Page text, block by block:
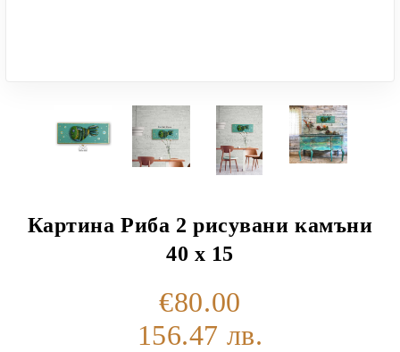
Картина Риба 2 рисувани камъни
40 х 15
€80.00
156.47 лв.